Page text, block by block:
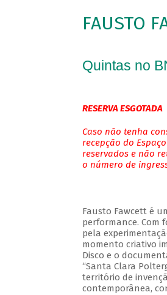
FAUSTO
Quintas no
RESERVA ESGOTADA
Caso não tenha
recepção do
reservados e não
o número de
Fausto Fawcett é
performance.
pela
momento criativo
Disco e o
“Santa Clara
território de
contemporânea,